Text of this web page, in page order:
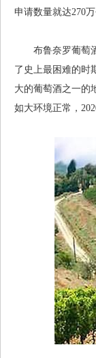
申请数量就达270
布鲁奈罗葡萄酒
了史上最困难的时
大的葡萄酒之一的
如大环境正常，